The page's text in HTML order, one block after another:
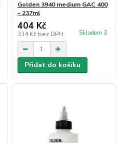
Golden 3940 medium GAC 400
– 237ml
404 Kč
334 Kč bez DPH Skladem 3
Přidat do košíku